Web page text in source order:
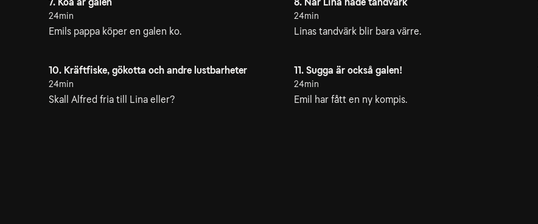
24min
Emils pappa köper en galen ko.
24min
Linas tandvärk blir bara värre.
10. Kräftfiske, gökotta och andre lustbarheter
24min
Skall Alfred fria till Lina eller?
11. Sugga är också galen!
24min
Emil har fått en ny kompis.